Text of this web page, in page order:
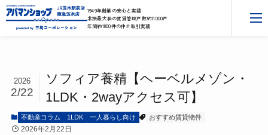
powered by 三島コーポレーション
1949年創業の安心と実績
北摂最大級の賃貸管理戸数約11000戸
年間約1800件の仲介取引実績
ソフィア養精【ヘーベルメゾン・
1LDK・2wayアクセス可】
2026
2/22
不動産コラム 1LDK 一人暮らし向け おすすめ賃貸物件
2026年2月22日